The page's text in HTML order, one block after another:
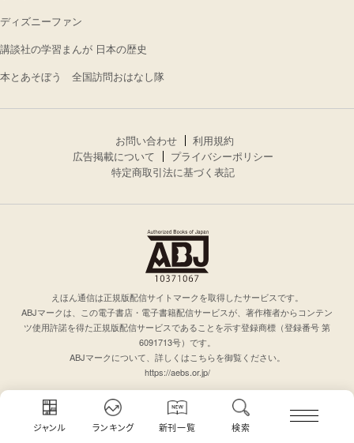
ジャンル ランキング 新刊一覧 検索
ディズニーファン
講談社の学習まんが 日本の歴史
本とあそぼう 全国訪問おはなし隊
お問い合わせ
利用規約
広告掲載について
プライバシーポリシー
特定商取引法に基づく表記
えほん通信は正規版配信サイトマークを取得したサービスです。
ABJマークは、この電子書店・電子書籍配信サービスが、著作権者からコンテン
ツ使用許諾を得た正規版配信サービスであることを示す登録商標（登録番号 第
6091713号）です。
ABJマークについて、詳しくはこちらを御覧ください。
https://aebs.or.jp/